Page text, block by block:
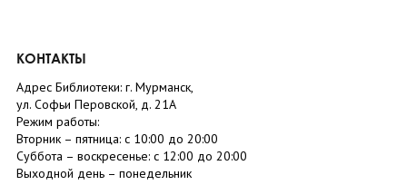
КОНТАКТЫ
Адрес Библиотеки: г. Мурманск,
ул. Софьи Перовской, д. 21А
Режим работы:
Вторник – пятница: с 10:00 до 20:00
Суббота – воскресенье: c 12:00 до 20:00
Выходной день – понедельник